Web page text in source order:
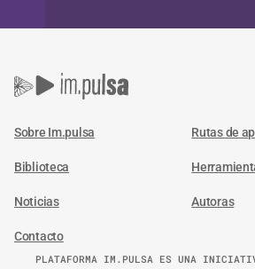
Sobre Im.pulsa Rutas de
Biblioteca
Noticias Autoras
Contacto
PLATAFORMA IM.PULSA ES UNA